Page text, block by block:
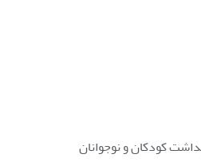
کودکان و نوجوانان